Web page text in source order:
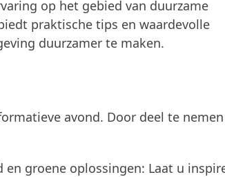
op het gebied van duurzame
praktische tips en waardevolle
duurzamer te maken.
avond. Door deel te
groene oplossingen: Laat u